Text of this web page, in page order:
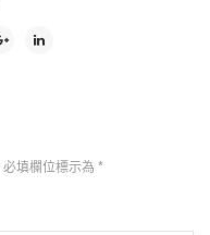
必填欄位標示為 *